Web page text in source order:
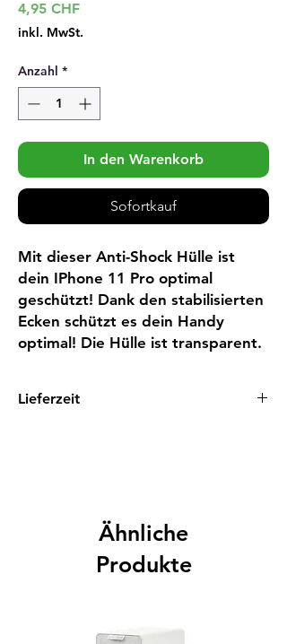
4,95 CHFPreis
inkl. MwSt.
Anzahl *
In den Warenkorb
Sofortkauf
Mit dieser Anti-Shock Hülle ist
dein IPhone 11 Pro optimal
geschützt! Dank den stabilisierten
Ecken schützt es dein Handy
optimal! Die Hülle ist transparent.
Lieferzeit
Ähnliche
Produkte